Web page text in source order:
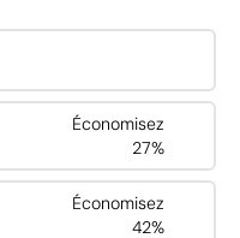
Économisez
27%
Économisez
42%